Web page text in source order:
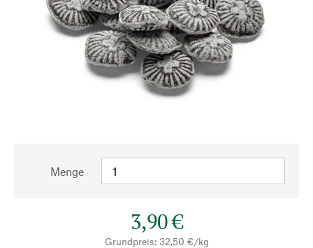
Menge
3,90 €
Grundpreis: 32,50 €/kg